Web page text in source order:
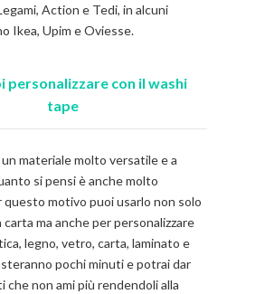
Action e Tedi, in alcuni
Ikea, Upim e Oviesse.
personalizzare con il washi
tape
materiale molto versatile e a
si pensi è anche molto
motivo puoi usarlo non solo
ma anche per personalizzare
legno, vetro, carta, laminato e
pochi minuti e potrai dar
che non ami più rendendoli alla